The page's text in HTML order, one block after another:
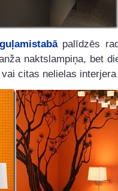
guļamistabāpalīdzēs
naktslampiņa, bet
citas nelielas